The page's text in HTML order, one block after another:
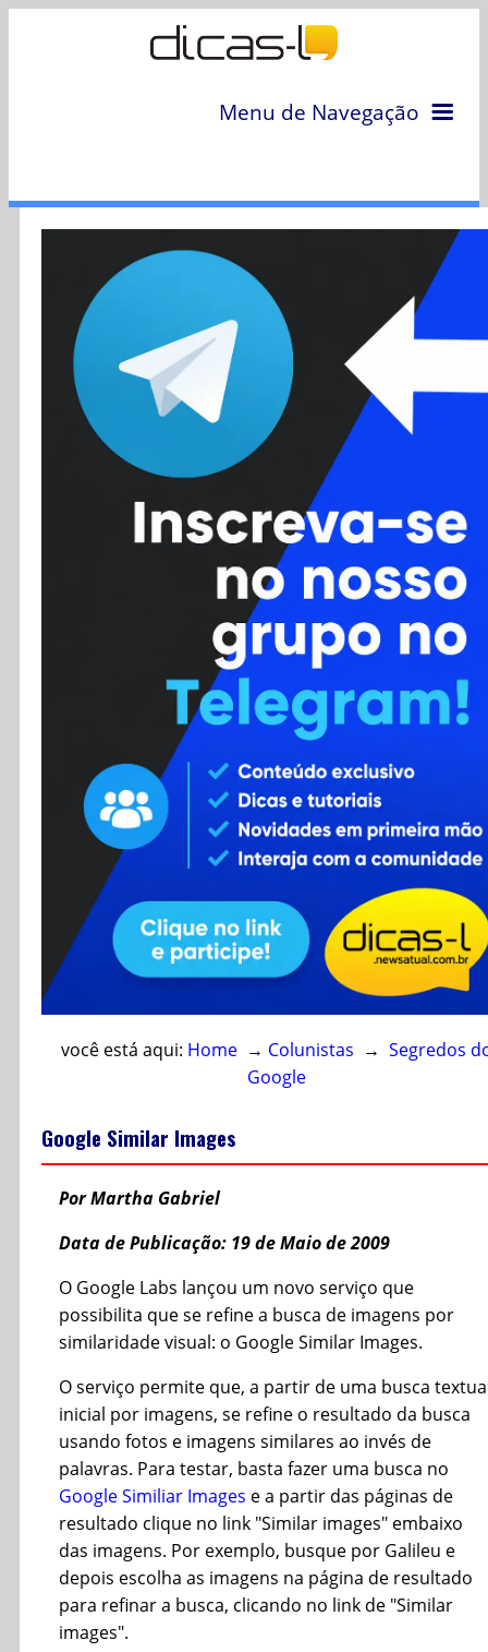
Menu de Navegação
Colunas
Colaboradores
Cursos
Enviar Dica
Contato
RSS
você está aqui: Home → Colunistas → Segredos
Google
Google Similar Images
Por Martha Gabriel
Data de Publicação: 19 de Maio de 2009
O Google Labs lançou um novo serviço que
possibilita que se refine a busca de imagens por
similaridade visual: o Google Similar Images.
O serviço permite que, a partir de uma busca
inicial por imagens, se refine o resultado da busca
usando fotos e imagens similares ao invés de
palavras. Para testar, basta fazer uma busca no
Google Similiar Images e a partir das páginas de
resultado clique no link "Similar images" embaixo
das imagens. Por exemplo, busque por Galileu e
depois escolha as imagens na página de resultado
para refinar a busca, clicando no link de "Similar
images".